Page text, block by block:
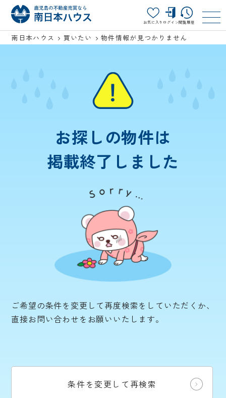
お気に入り ログイン閲覧履歴
南日本ハウス 買いたい 物件情報が見つかりません
お探しの物件は
掲載終了しました
ご希望の条件を変更して再度検索をしていただくか、
直接お問い合わせをお願いいたします。
条件を変更して再検索